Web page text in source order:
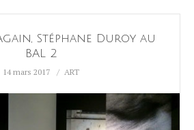
Stéphane Duroy au
BAL 2
14 mars 2017 ART